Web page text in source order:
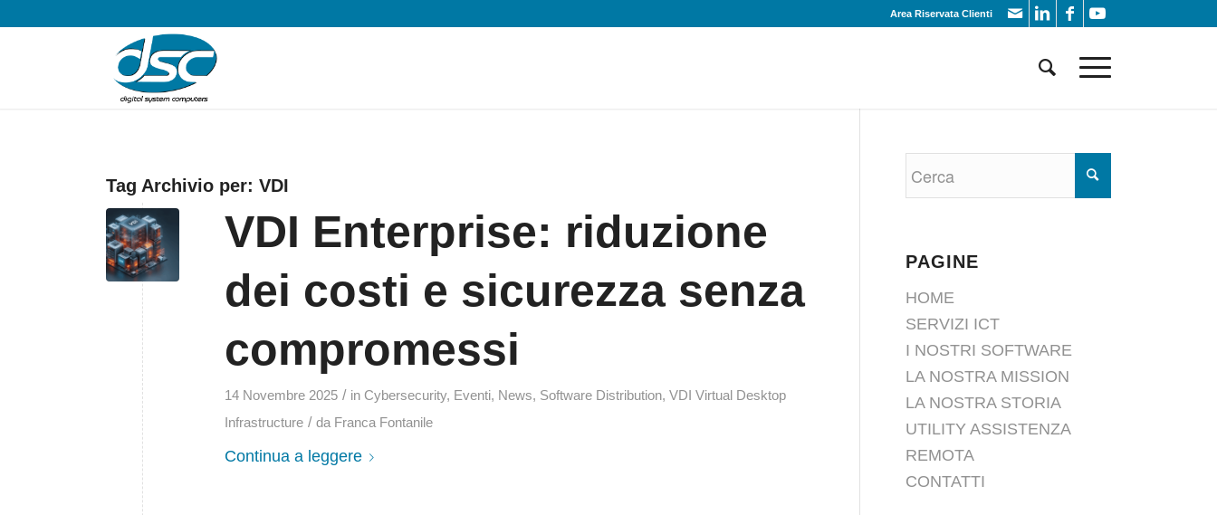
Area Riservata Clienti
Tag Archivio per:VDI
VDI Enterprise: riduzione
dei costi e sicurezza senza
compromessi
14 Novembre 2025 / in Cybersecurity, Eventi, News, Software Distribution,VDI Virtual Desktop
Infrastructure / da Franca Fontanile
Continua a leggere
PAGINE
HOME
SERVIZI ICT
I NOSTRI SOFTWARE
LA NOSTRA MISSION
LA NOSTRA STORIA
UTILITY ASSISTENZA
REMOTA
CONTATTI